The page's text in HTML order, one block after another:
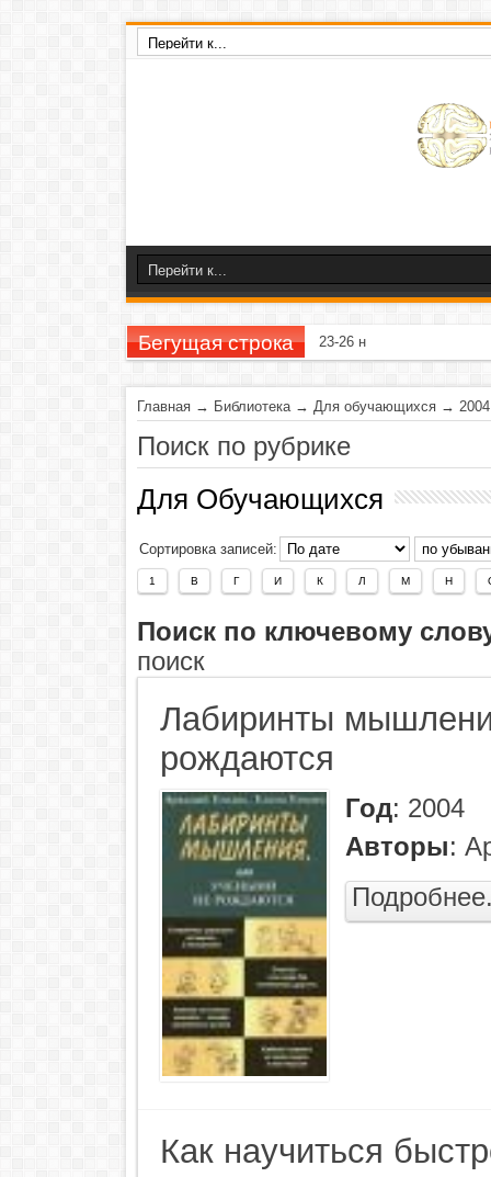
Бегущая строка 23-26 ноября 2020 г
Главная → Библиотека→ Для обучающихся → 2004
Поиск по рубрике
Для Обучающихся
Сортировка записей:
1 В Г И К Л М Н
Поиск по ключевому
поиск
Лабиринты
рождаются
Год: 2004
Авторы:
Как научиться